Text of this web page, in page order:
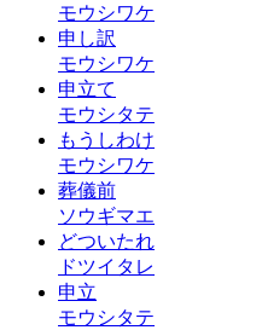
モウシワケ
申し訳
モウシワケ
申立て
モウシタテ
もうしわけ
モウシワケ
葬儀前
ソウギマエ
どついたれ
ドツイタレ
申立
モウシタテ